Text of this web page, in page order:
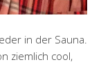
in der Sauna.
ziemlich cool,